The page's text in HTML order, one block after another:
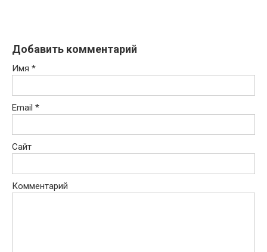
Добавить комментарий
Имя *
Email *
Сайт
Комментарий